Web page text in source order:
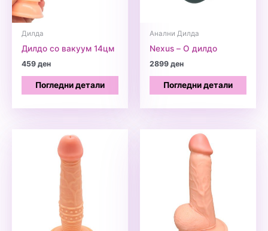
Дилда
Дилдо со вакуум 14цм
459ден
Погледни детали
Анални Дилда
Nexus – О дилдо
2899ден
Погледни детали